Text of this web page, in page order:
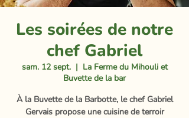
Les soirées de notre
chef Gabriel
sam. 12 sept.
  |
La Ferme du Mihouli et
Buvette de la bar
À la Buvette de la Barbotte, le chef Gabriel
Gervais propose une cuisine de terroir